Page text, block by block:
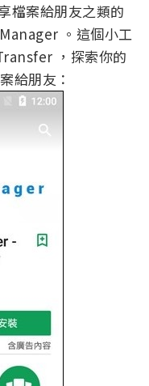
檔案給朋友之類的
。這個小工
，探索你的
給朋友：